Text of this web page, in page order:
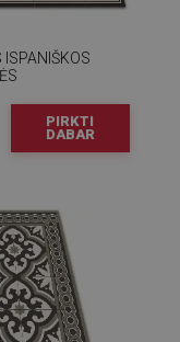
PIRKTI
DABAR